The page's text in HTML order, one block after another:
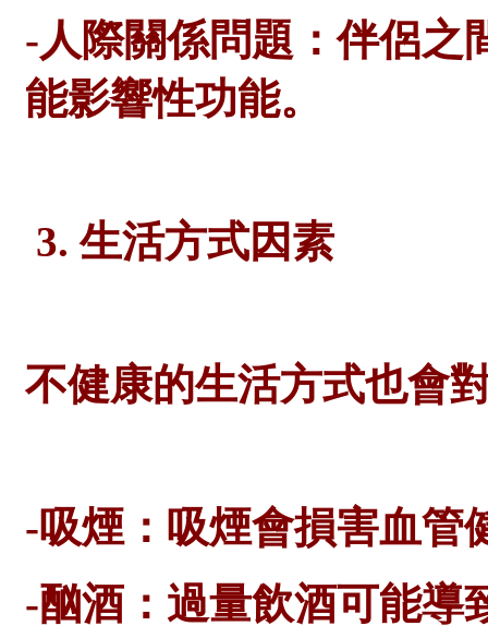
-人際關係問題：伴侶之
能影響性功能。
3. 生活方式因素
不健康的生活方式也會
-吸煙：吸煙會損害血管
-酗酒：過量飲酒可能導